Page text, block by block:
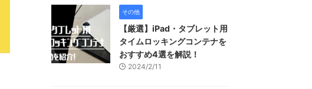
その他
【厳選】iPad・タブレット用
タイムロッキングコンテナを
おすすめ4選を解説！
2024/2/11